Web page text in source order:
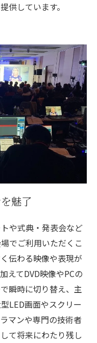
供しています。
魅了
や式典・発表会など
でご利用いただくこ
伝わる映像や表現が
えてDVD映像やPCの
瞬時に切り替え、主
LED画面やスクリー
マンや専門の技術者
て将来にわたり残し